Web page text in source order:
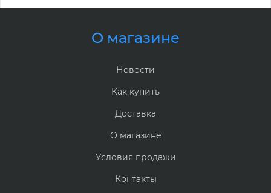
О магазине
Новости
Как купить
Доставка
О магазине
Условия продажи
Контакты